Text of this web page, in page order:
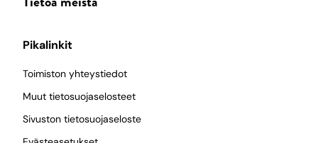
Pikalinkit
Toimiston yhteystiedot
Muut tietosuojaselosteet
Sivuston tietosuojaseloste